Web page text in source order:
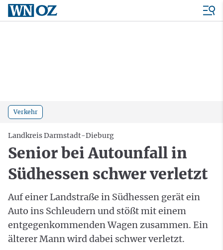
Verkehr
Landkreis Darmstadt-Dieburg
Senior bei Autounfall in
Südhessen schwer verletzt
Auf einer Landstraße in Südhessen gerät ein
Auto ins Schleudern und stößt mit einem
entgegenkommenden Wagen zusammen. Ein
älterer Mann wird dabei schwer verletzt.